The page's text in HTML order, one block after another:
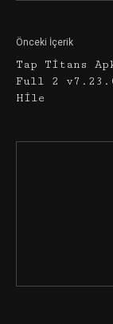
Önceki İçerik
Tap Titans
Full 2 v7.23.0
Hile